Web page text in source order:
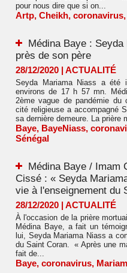
pour nous dire que si on...
Artp, Cheikh, coronavirus,
Médina Baye :
près de son père
28/12/2020 | ACTUALITÉ
Seyda Mariama Niass a été
environs de 17 h 57 mn.
2ème vague de pandémie du
cité religieuse a accompagné
sa dernière demeure. La prière
Baye, BayeNiass,
Sénégal
Médina Baye / Imam
Cissé : « Seyda
vie à l'enseignement du
28/12/2020 | ACTUALITÉ
À l'occasion de la prière
Médina Baye, a fait un
lui, Seyda Mariama Niass a
du Saint Coran. « Après une
fait de...
Baye, coronavirus,